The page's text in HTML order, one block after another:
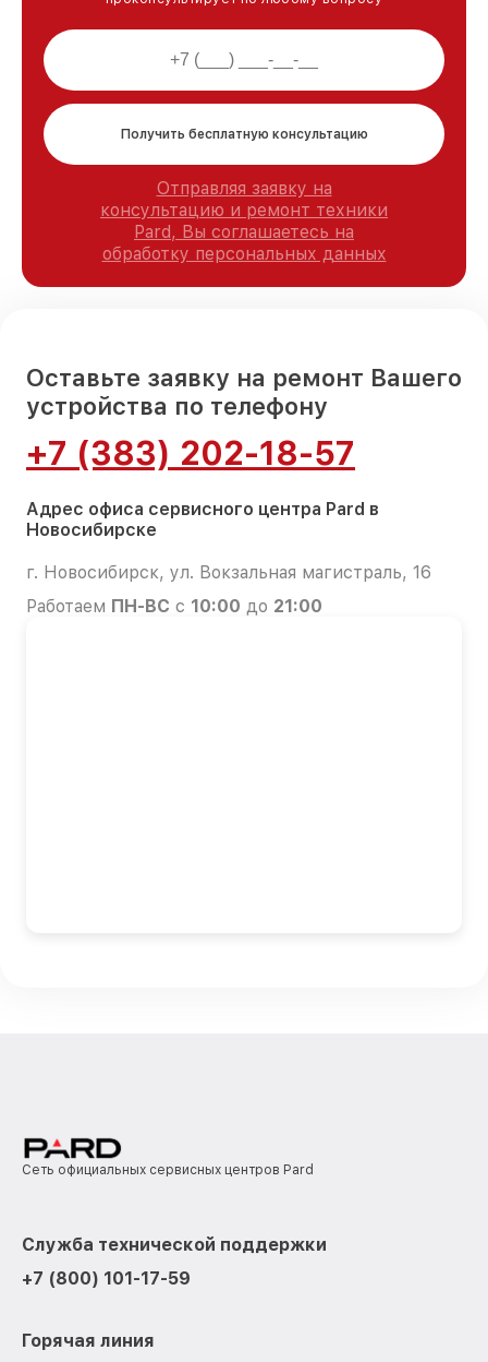
Получить бесплатную консультацию
Отправляя заявку на
консультацию и ремонт техники
Pard, Вы соглашаетесь на
обработку персональных данных
Оставьте заявку на ремонт Вашего
устройства по телефону
+7 (383) 202-18-57
Адрес офиса сервисного центра Pard в
Новосибирске
г. Новосибирск, ул. Вокзальная магистраль, 16
Работаем ПН-ВС с 10:00 до 21:00
Сеть официальных сервисных центров Pard
Служба технической поддержки
+7 (800) 101-17-59
Горячая линия